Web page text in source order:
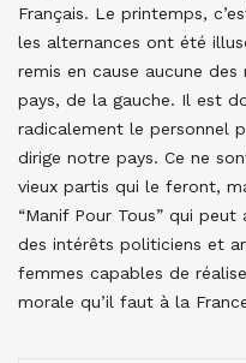
Français. Le printemps,
les alternances ont été
remis en cause aucune
pays, de la gauche. Il est
radicalement le personnel
dirige notre pays. Ce ne
vieux partis qui le feront,
“Manif Pour Tous” qui
des intérêts politiciens et
femmes capables de
morale qu’il faut à la